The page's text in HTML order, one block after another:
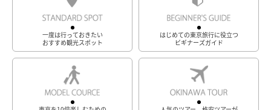
一度は行っておきたい
おすすめ観光スポット
はじめての東京旅行に役立つ
ビギナーズガイド